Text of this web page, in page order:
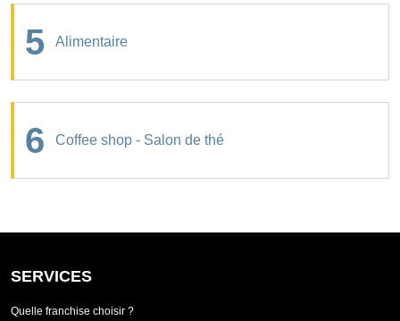
5 Alimentaire
6 Coffee shop - Salon de thé
SERVICES
Quelle franchise choisir ?